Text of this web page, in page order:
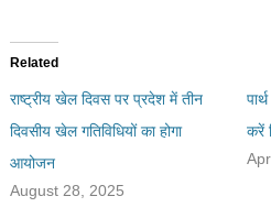
Related
राष्ट्रीय खेल दिवस पर प्रदेश में तीन
दिवसीय खेल गतिविधियों का होगा
आयोजन
August 28, 2025
करें